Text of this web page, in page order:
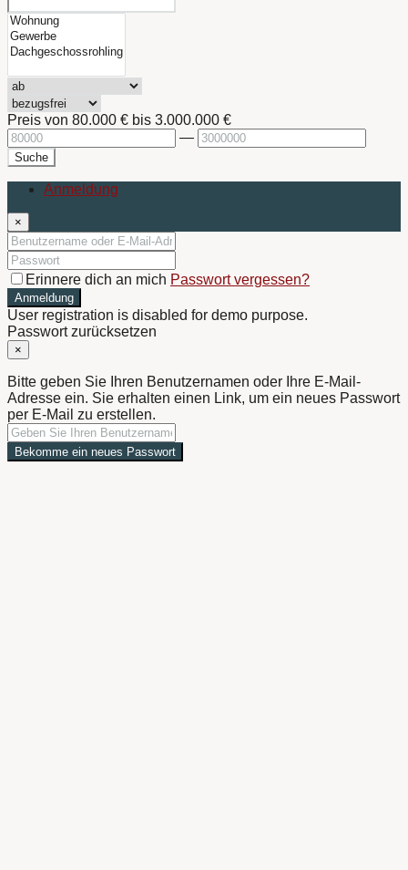
Preis von 80.000 € bis 3.000.000 €
—
Suche
Anmeldung
×
Erinnere dich an mich Passwort vergessen?
Anmeldung
User registration is disabled for demo purpose.
Passwort zurücksetzen
×
Bitte geben Sie Ihren Benutzernamen oder Ihre E-Mail-
Adresse ein. Sie erhalten einen Link, um ein neues Passwort
per E-Mail zu erstellen.
Bekomme ein neues Passwort